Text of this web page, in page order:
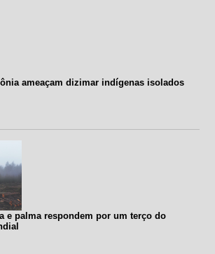
ameaçam dizimar indígenas isolados
e palma respondem por um terço do